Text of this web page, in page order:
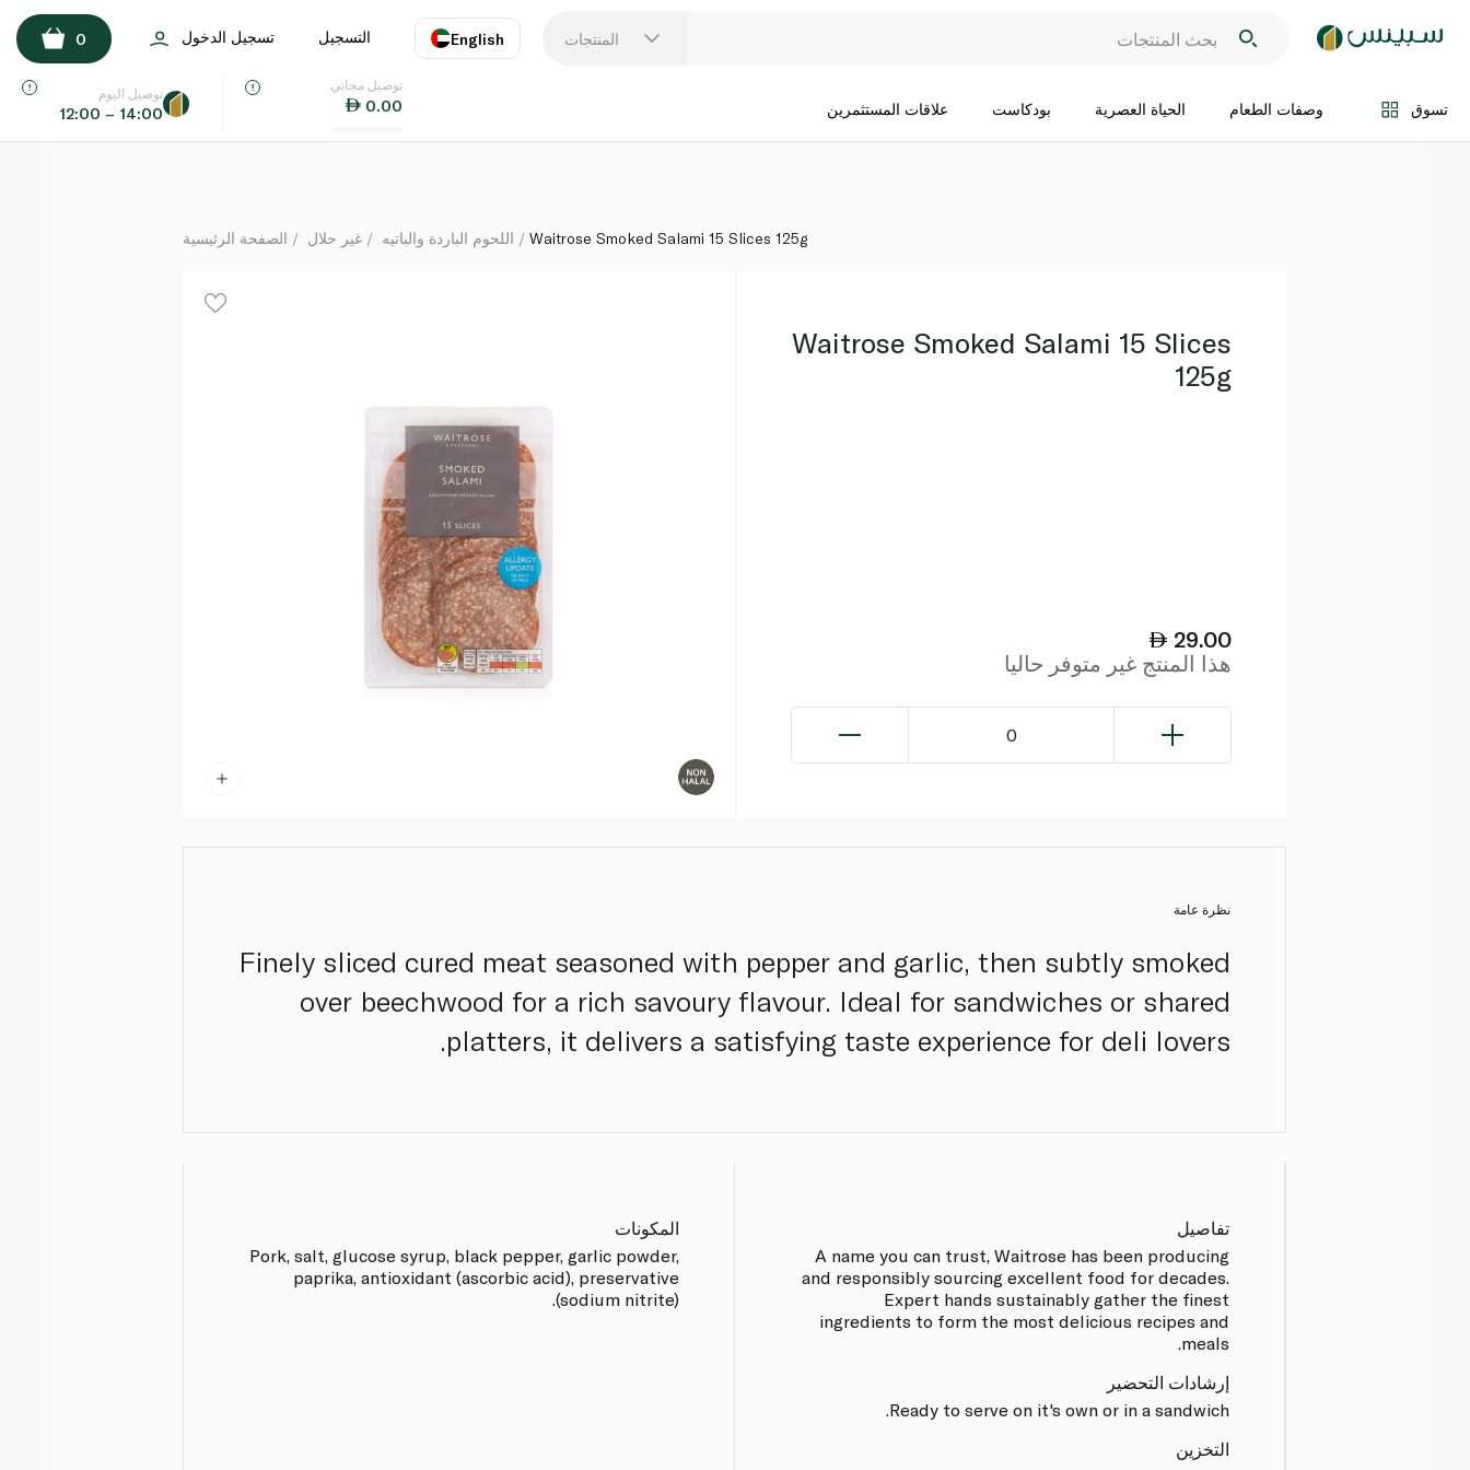
المنتجات English
اللغة
التسجيل تسجيل الدخول 0
تسوق وصفات الطعام الحياة العصرية بودكاست علاقات المستثمرين
توصيل مجاني
0.00
توصيل اليوم
12:00 – 14:00
اضف الى السلة
الصفحة الرئيسية غير حلال اللحوم الباردة والباتيه Waitrose Smoked Salami 15 Slices 125g
Waitrose Smoked Salami 15 Slices
125g
29.00
هذا المنتج غير متوفر حاليا
0
نظرة عامة
Finely sliced cured meat seasoned with pepper and garlic, then subtly smoked
over beechwood for a rich savoury flavour. Ideal for sandwiches or shared
platters, it delivers a satisfying taste experience for deli lovers.
تفاصيل
A name you can trust, Waitrose has been producing
and responsibly sourcing excellent food for decades.
Expert hands sustainably gather the finest
ingredients to form the most delicious recipes and
meals.
إرشادات التحضير
Ready to serve on it's own or in a sandwich.
التخزين
المكونات
Pork, salt, glucose syrup, black pepper, garlic powder,
paprika, antioxidant (ascorbic acid), preservative
(sodium nitrite).